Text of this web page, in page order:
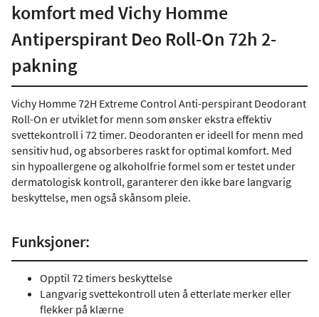
komfort med Vichy Homme
Antiperspirant Deo Roll-On 72h 2-
pakning
Vichy Homme 72H Extreme Control Anti-perspirant Deodorant
Roll-On er utviklet for menn som ønsker ekstra effektiv
svettekontroll i 72 timer. Deodoranten er ideell for menn med
sensitiv hud, og absorberes raskt for optimal komfort. Med
sin hypoallergene og alkoholfrie formel som er testet under
dermatologisk kontroll, garanterer den ikke bare langvarig
beskyttelse, men også skånsom pleie.
Funksjoner:
Opptil 72 timers beskyttelse
Langvarig svettekontroll uten å etterlate merker eller
flekker på klærne